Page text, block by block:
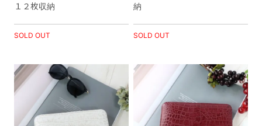
１２枚収納
SOLD OUT
納
SOLD OUT